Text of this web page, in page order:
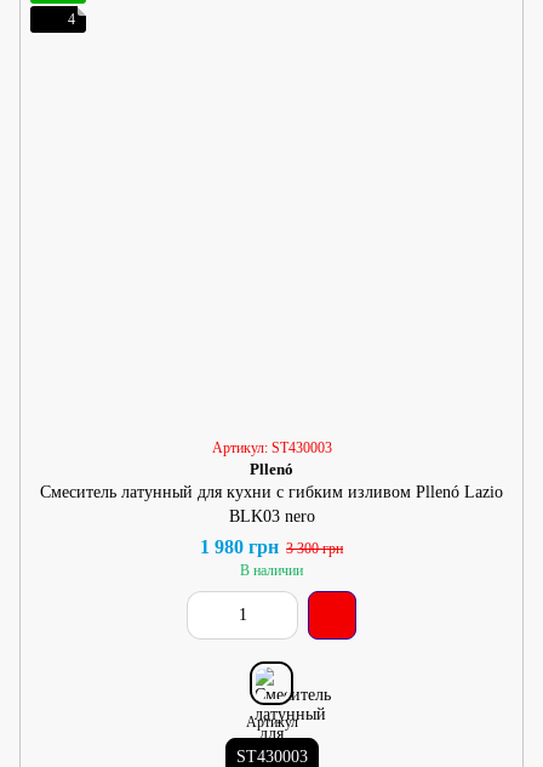
4
Артикул: ST430003
Pllenó
Смеситель латунный для кухни с гибким изливом Pllenó Lazio
BLK03 nero
1 980 грн 3 300 грн
В наличии
Артикул
ST430003